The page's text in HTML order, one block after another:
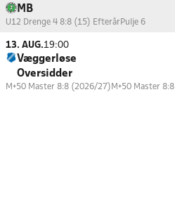
MB
U12 Drenge 4 8:8 (15) EfterårPulje 6
13. AUG.19:00
Væggerløse
Oversidder
M+50 Master 8:8 (2026/27) M+50 Master 8:8